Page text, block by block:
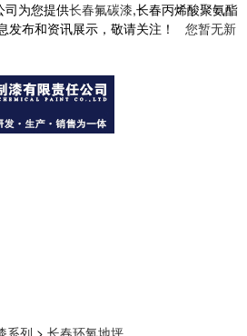
司为您提供长春氟碳漆,长春丙烯酸聚氨酯
发布和资讯展示，敬请关注！ 您暂无新